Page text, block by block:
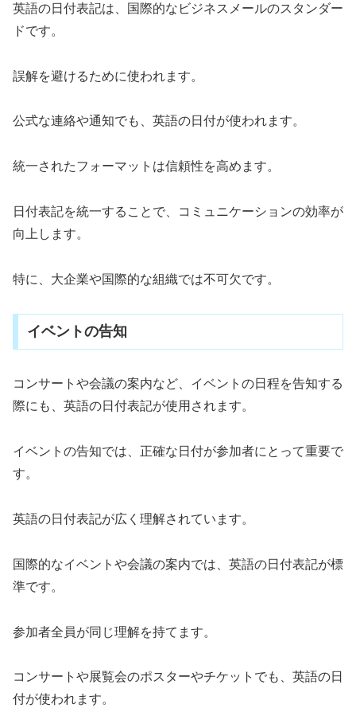
英語の日付表記は、国際的なビジネスメールのスタンダー
ドです。
誤解を避けるために使われます。
公式な連絡や通知でも、英語の日付が使われます。
統一されたフォーマットは信頼性を高めます。
日付表記を統一することで、コミュニケーションの効率が
向上します。
特に、大企業や国際的な組織では不可欠です。
イベントの告知
コンサートや会議の案内など、イベントの日程を告知する
際にも、英語の日付表記が使用されます。
イベントの告知では、正確な日付が参加者にとって重要で
す。
英語の日付表記が広く理解されています。
国際的なイベントや会議の案内では、英語の日付表記が標
準です。
参加者全員が同じ理解を持てます。
コンサートや展覧会のポスターやチケットでも、英語の日
付が使われます。